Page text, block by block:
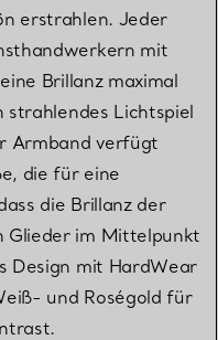
erstrahlen. Jeder
mit
Brillanz maximal
strahlendes Lichtspiel
Armband verfügt
die für eine
die Brillanz der
Glieder im Mittelpunkt
Design mit HardWear
und Roségold für